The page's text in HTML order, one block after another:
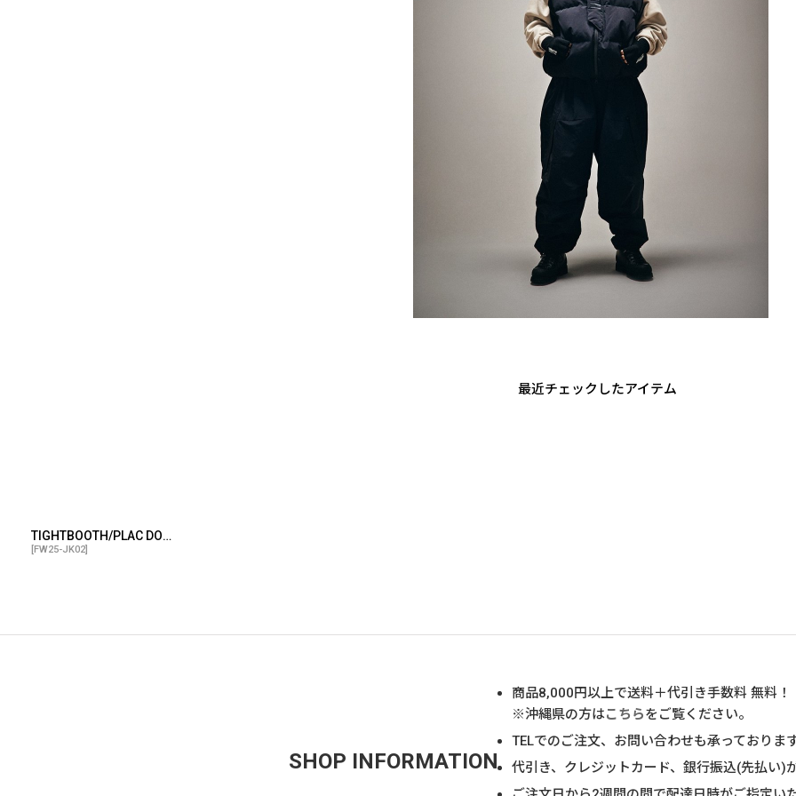
最近チェックしたアイテム
TIGHTBOOTH/PLAC DOWN VEST（Black）［PLACダウンベスト-25秋冬］
[FW25-JK02]
SHOP INFORMATION
商品8,000円以上で送料＋代引き手数料 無料！
※沖縄県の方はこちらをご覧ください。
TELでのご注文、お問い合わせも承っておりま
代引き、クレジットカード、銀行振込(先払い)